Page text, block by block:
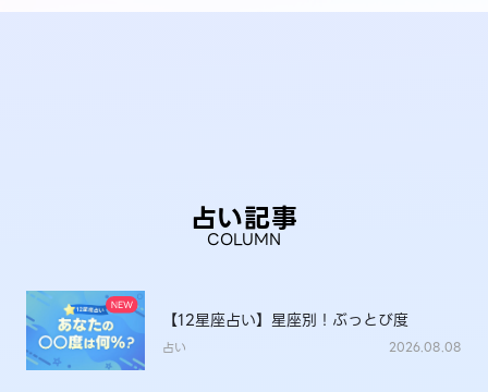
占い記事
COLUMN
【12星座占い】星座別！ぶっとび度
占い 2026.08.08